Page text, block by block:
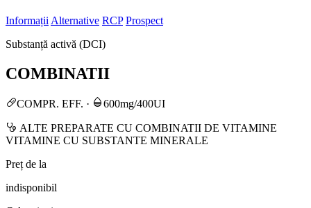
Informații Alternative RCP Prospect
Substanță activă (DCI)
COMBINATII
COMPR. EFF. · 600mg/400UI
ALTE PREPARATE CU COMBINATII DE VITAMINE
VITAMINE CU SUBSTANTE MINERALE
Preț de la
indisponibil